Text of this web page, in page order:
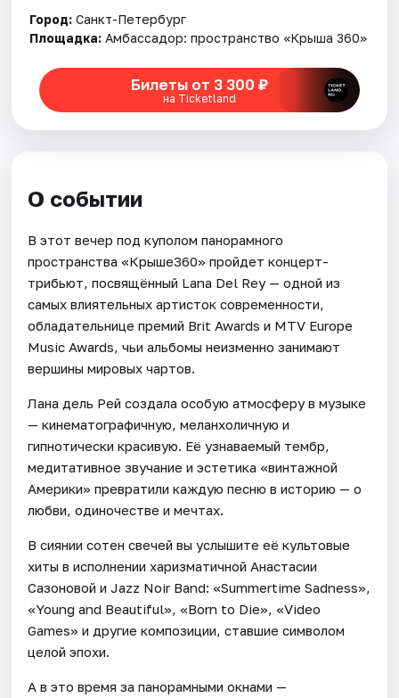
Город: Санкт-Петербург
Площадка: Амбассадор: пространство «Крыша 360»
Билеты от 3 300 ₽
на Ticketland
О событии
В этот вечер под куполом панорамного
пространства «Крыше360» пройдет концерт-
трибьют, посвящённый Lana Del Rey — одной из
самых влиятельных артисток современности,
обладательнице премий Brit Awards и MTV Europe
Music Awards, чьи альбомы неизменно занимают
вершины мировых чартов.
Лана дель Рей создала особую атмосферу в музыке
— кинематографичную, меланхоличную и
гипнотически красивую. Её узнаваемый тембр,
медитативное звучание и эстетика «винтажной
Америки» превратили каждую песню в историю — о
любви, одиночестве и мечтах.
В сиянии сотен свечей вы услышите её культовые
хиты в исполнении харизматичной Анастасии
Сазоновой и Jazz Noir Band: «Summertime Sadness»,
«Young and Beautiful», «Born to Die», «Video
Games» и другие композиции, ставшие символом
целой эпохи.
А в это время за панорамными окнами —